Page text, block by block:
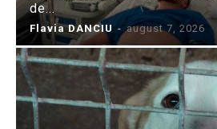
de...
Flavia DANCIU - august 7, 2026